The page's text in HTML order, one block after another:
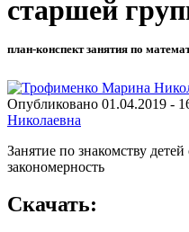
старшей
план-конспект занятия по
Опубликовано 01.04.2019 -
Николаевна
Занятие по знакомству
закономерность
Скачать: